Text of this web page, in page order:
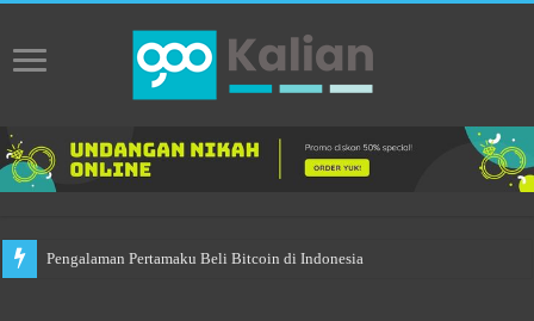
Pengalaman Pertamaku Beli Bitcoin di Indonesia